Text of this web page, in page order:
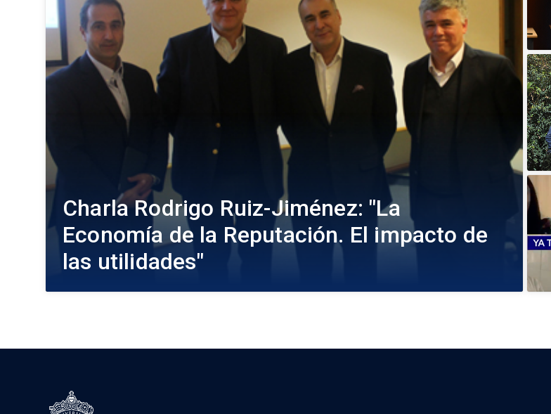
Charla Rodrigo Ruiz-Jiménez: "La
Economía de la Reputación. El impacto de
las utilidades"